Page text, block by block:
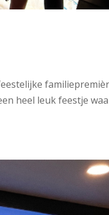
heel leuk feestje